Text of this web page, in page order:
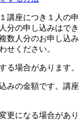
講座につき１人の申
分の申し込みはでき
数人分のお申し込み
せください。
る場合があります。
みの金額です。講座
更になる場合があり